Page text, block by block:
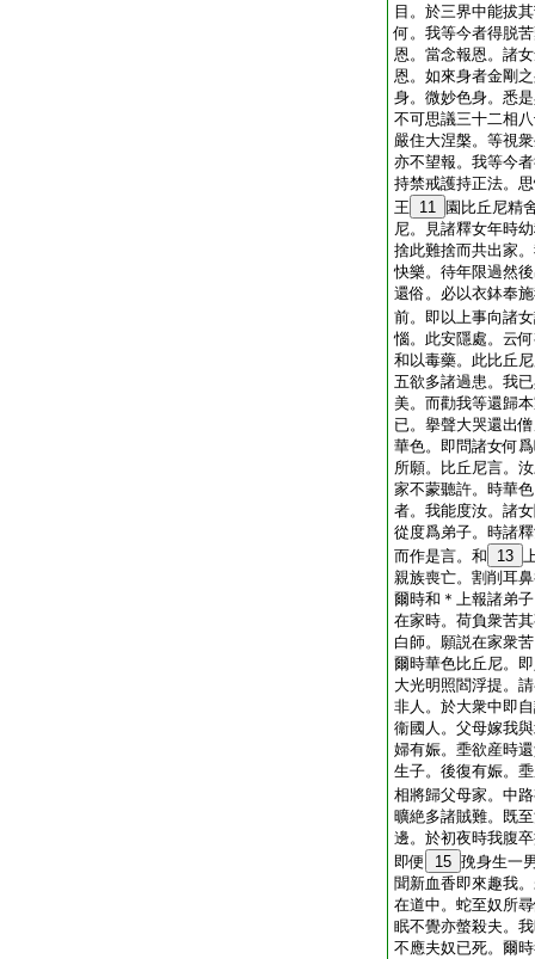
目。於三界中能拔
何。我等今者得脱
恩。當念報恩。諸
恩。如來身者金剛
身。微妙色身。悉
不可思議三十二相
嚴住大涅槃。等視
亦不望報。我等今
持禁戒護持正法。
王
11 園比丘尼精
尼。見諸釋女年時
捨此難捨而共出家
快樂。待年限過然
還俗。必以衣鉢奉
前。即以上事向諸
惱。此安隱處。云
和以毒藥。此比丘
五欲多諸過患。我
美。而勸我等還歸
已。擧聲大哭還出
華色。即問諸女何
所願。比丘尼言。
家不蒙聽許。時華
者。我能度汝。諸
從度爲弟子。時諸
而作是言。和
13
親族喪亡。割削耳
爾時和＊上報諸弟
在家時。荷負衆苦
白師。願説在家衆
爾時華色比丘尼。
大光明照閻浮提。
非人。於大衆中即
衞國人。父母嫁我
婦有娠。埀欲産時
生子。後復有娠。
相將歸父母家。中
曠絶多諸賊難。既
邊。於初夜時我腹
即便
15 㝃身生一
聞新血香即來趣我
在道中。蛇至奴所
眠不覺亦螫殺夫。
不應夫奴已死。爾